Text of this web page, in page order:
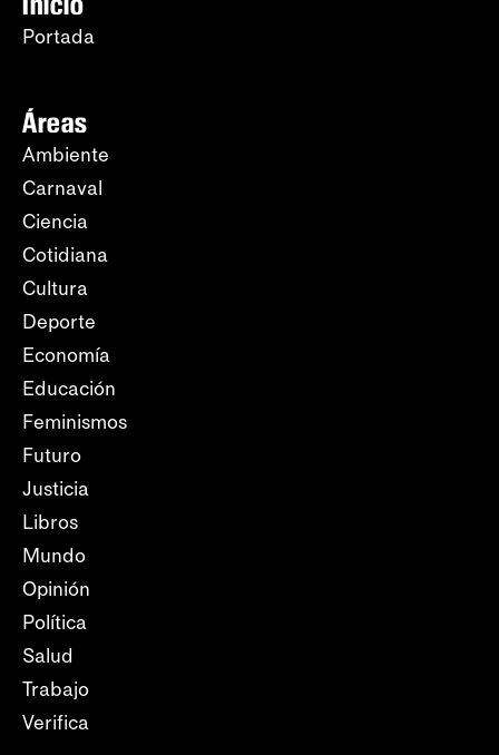
Portada
Áreas
Ambiente
Carnaval
Ciencia
Cotidiana
Cultura
Deporte
Economía
Educación
Feminismos
Futuro
Justicia
Libros
Mundo
Opinión
Política
Salud
Trabajo
Verifica